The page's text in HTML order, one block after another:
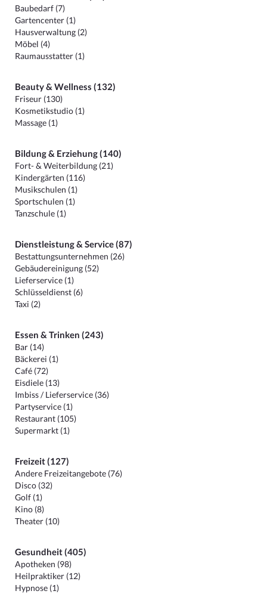
Baubedarf (7)
Gartencenter (1)
Hausverwaltung (2)
Möbel (4)
Raumausstatter (1)
Beauty & Wellness (132)
Friseur (130)
Kosmetikstudio (1)
Massage (1)
Bildung & Erziehung (140)
Fort- & Weiterbildung (21)
Kindergärten (116)
Musikschulen (1)
Sportschulen (1)
Tanzschule (1)
Dienstleistung & Service (87)
Bestattungsunternehmen (26)
Gebäudereinigung (52)
Lieferservice (1)
Schlüsseldienst (6)
Taxi (2)
Essen & Trinken (243)
Bar (14)
Bäckerei (1)
Café (72)
Eisdiele (13)
Imbiss / Lieferservice (36)
Partyservice (1)
Restaurant (105)
Supermarkt (1)
Freizeit (127)
Andere Freizeitangebote (76)
Disco (32)
Golf (1)
Kino (8)
Theater (10)
Gesundheit (405)
Apotheken (98)
Heilpraktiker (12)
Hypnose (1)